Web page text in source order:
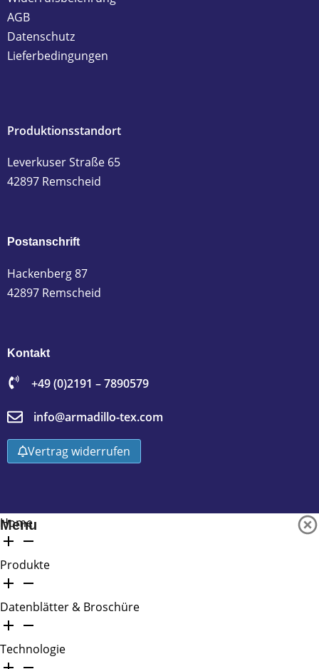
AGB
Datenschutz
Lieferbedingungen
Produktionsstandort
Leverkuser Straße 65
42897 Remscheid
Postanschrift
Hackenberg 87
42897 Remscheid
Kontakt
+49 (0)2191 – 7890579
info@armadillo-tex.com
Vertrag widerrufen
Menu
Home
Produkte
Datenblätter & Broschüre
Technologie